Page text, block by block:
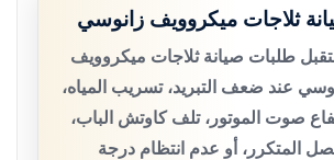
ثلاجات ميكروويف زانوسي
طلبات صيانة ثلاجات ميكروويف
عند ضعف التبريد، تسريب المياه،
صوت الموتور، تلف كاوتش الباب،
المتكرر، أو عدم انتظام درجة